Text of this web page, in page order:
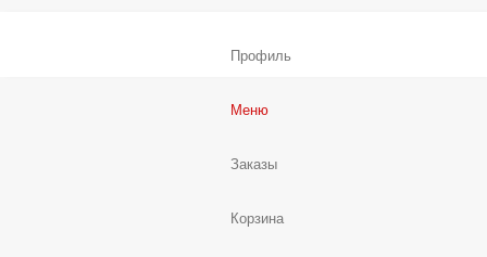
Профиль
Меню
Заказы
Корзина